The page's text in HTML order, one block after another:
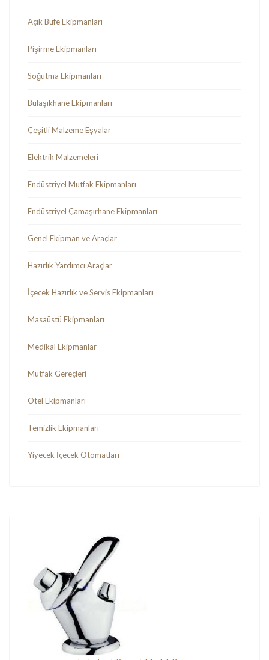
Açık Büfe Ekipmanları
Pişirme Ekipmanları
Soğutma Ekipmanları
Bulaşıkhane Ekipmanları
Çeşitli Malzeme Eşyalar
Elektrik Malzemeleri
Endüstriyel Mutfak Ekipmanları
Endüstriyel Çamaşırhane Ekipmanları
Genel Ekipman ve Araçlar
Hazırlık Yardımcı Araçlar
İçecek Hazırlık ve Servis Ekipmanları
Masaüstü Ekipmanları
Medikal Ekipmanlar
Mutfak Gereçleri
Otel Ekipmanları
Temizlik Ekipmanları
Yiyecek İçecek Otomatları